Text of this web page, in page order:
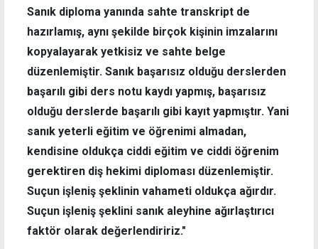
Sanık diploma yanında sahte transkript de
hazırlamış, aynı şekilde birçok kişinin imzalarını
kopyalayarak yetkisiz ve sahte belge
düzenlemiştir. Sanık başarısız olduğu derslerden
başarılı gibi ders notu kaydı yapmış, başarısız
olduğu derslerde başarılı gibi kayıt yapmıştır. Yani
sanık yeterli eğitim ve öğrenimi almadan,
kendisine oldukça ciddi eğitim ve ciddi öğrenim
gerektiren diş hekimi diploması düzenlemiştir.
Suçun işleniş şeklinin vahameti oldukça ağırdır.
Suçun işleniş şeklini sanık aleyhine ağırlaştırıcı
faktör olarak değerlendiririz."